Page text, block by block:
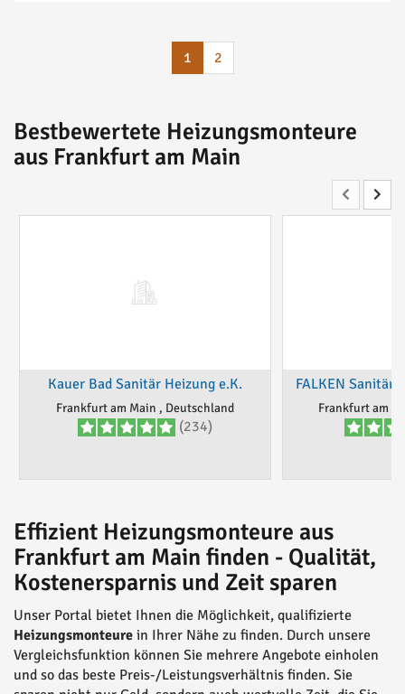
1 2
Bestbewertete Heizungsmonteure
aus Frankfurt am Main
Kauer Bad Sanitär Heizung e.K.
Frankfurt am Main , Deutschland
(234)
FALKEN
Frankfurt am
Effizient Heizungsmonteure aus
Frankfurt am Main finden - Qualität,
Kostenersparnis und Zeit sparen
Unser Portal bietet Ihnen die Möglichkeit, qualifizierte
Heizungsmonteure in Ihrer Nähe zu finden. Durch unsere
Vergleichsfunktion können Sie mehrere Angebote einholen
und so das beste Preis-/Leistungsverhältnis finden. Sie